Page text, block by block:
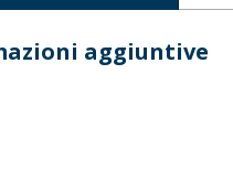
aggiuntive